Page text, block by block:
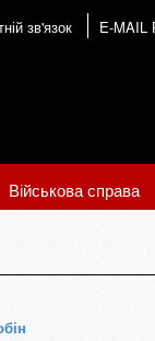
зв'язок E-
Військова справа